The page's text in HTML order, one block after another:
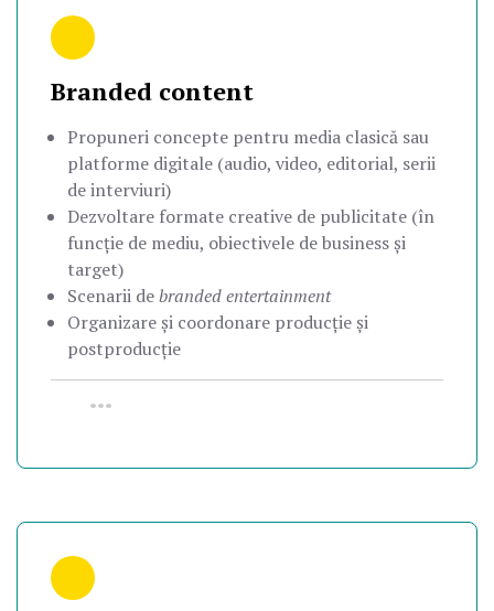
Branded content
Propuneri concepte pentru media clasică sau
platforme digitale (audio, video, editorial, serii
de interviuri)
Dezvoltare formate creative de publicitate (în
funcție de mediu, obiectivele de business și
target)
Scenarii debranded entertainment
Organizare și coordonare producție și
postproducție
•••